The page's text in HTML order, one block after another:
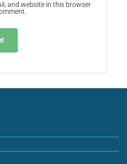
and website in this browser